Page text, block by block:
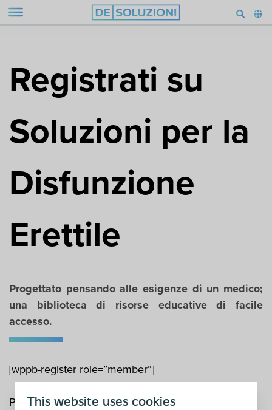
This website uses cookies
Registrati su
Soluzioni per la
Disfunzione
Erettile
Progettato pensando alle esigenze di un medico;
una biblioteca di risorse educative di facile
accesso.
[wppb-register role=”member”]
Per consentirti di accedere alle risorse, Coloplast